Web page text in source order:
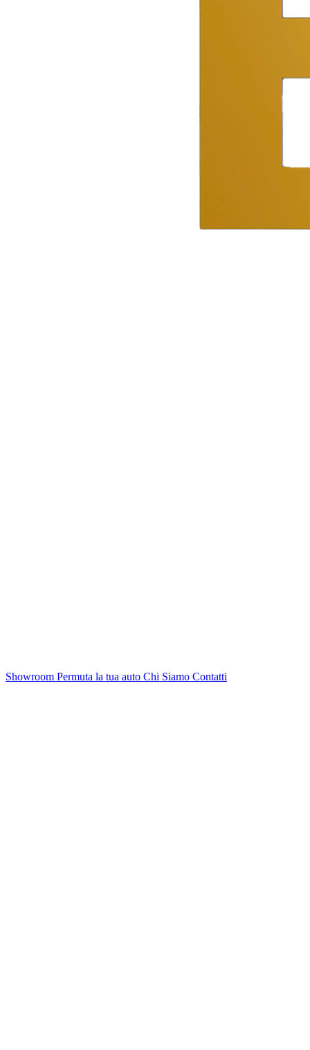
Showroom Permuta la tua auto Chi Siamo Contatti